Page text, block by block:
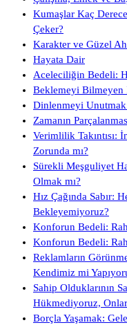
Kumaşlar Kaç
Çeker?
Karakter ve Güzel
Hayata Dair
Aceleciliğin Bedeli:
Beklemeyi Bilmeyen
Dinlenmeyi
Zamanın
Verimlilik Takıntısı:
Zorunda mı?
Sürekli Meşguliyet
Olmak mı?
Hız Çağında Sabır:
Bekleyemiyoruz?
Konforun Bedeli:
Konforun Bedeli:
Reklamların
Kendimiz mi
Sahip Olduklarının
Hükmediyoruz,
Borçla Yaşamak: